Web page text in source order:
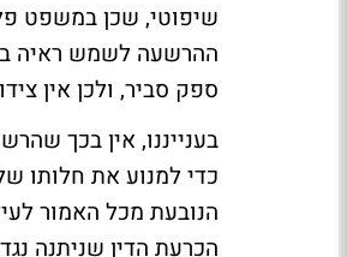
שיפוטי, שכן במשפט
ההרשעה לשמש ראיה
ספק סביר, ולכן אין
בענייננו, אין בכך
הכרעת הדין שניתנה